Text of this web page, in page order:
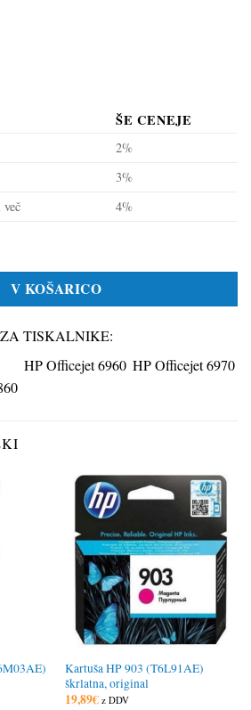
ŠE CENEJE
2%
3%
4%
modra, original količina
V KOŠARICO
ZA TISKALNIKE:
HP Officejet 6960 HP Officejet 6970
Kartuša HP 903 (T6L91AE)
škrlatna, original
19,89€ z DDV